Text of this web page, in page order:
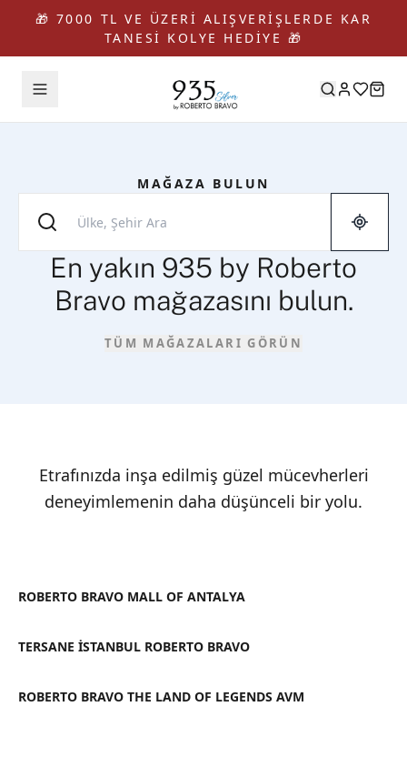
🎁 7000 TL VE ÜZERİ ALIŞVERİŞLERDE KAR
TANESİ KOLYE HEDİYE 🎁
MAĞAZA BULUN
En yakın 935 by Roberto
Bravo mağazasını bulun.
TÜM MAĞAZALARI GÖRÜN
Etrafınızda inşa edilmiş güzel mücevherleri
deneyimlemenin daha düşünceli bir yolu.
ROBERTO BRAVO MALL OF ANTALYA
TERSANE İSTANBUL ROBERTO BRAVO
ROBERTO BRAVO THE LAND OF LEGENDS AVM